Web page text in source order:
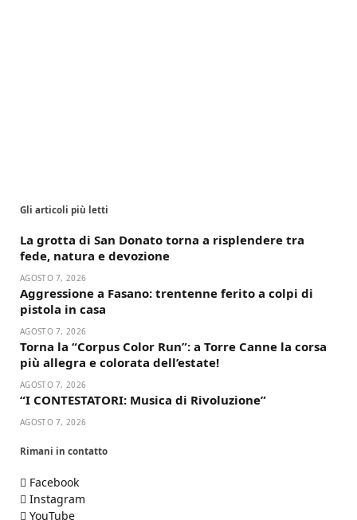
Gli articoli più letti
La grotta di San Donato torna a risplendere tra
fede, natura e devozione
AGOSTO 7, 2026
Aggressione a Fasano: trentenne ferito a colpi di
pistola in casa
AGOSTO 7, 2026
Torna la “Corpus Color Run”: a Torre Canne la corsa
più allegra e colorata dell’estate!
AGOSTO 7, 2026
“I CONTESTATORI: Musica di Rivoluzione”
AGOSTO 7, 2026
Rimani in contatto
Facebook
Instagram
YouTube